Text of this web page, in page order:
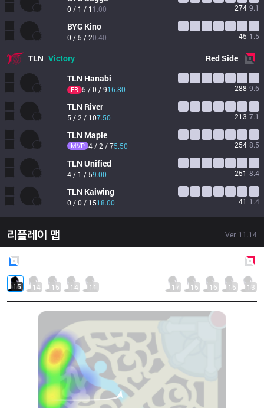
0 / 1 / 1 1.00 274 9.1
BYG Kino
0 / 5 / 20.40 45 1.5
TLN Victory RedSide
TLN Hanabi
FB 5 / 0 / 916.80 288 9.6
TLN River
5 / 2 / 107.50 213 7.1
TLN Maple
MVP 4 / 2 / 75.50 254 8.5
TLN Unified
4 / 1 / 59.00 251 8.4
TLN Kaiwing
0 / 0 / 1518.00 41 1.4
리플레이 맵 Ver. 11.14
15 14 15 14 11 17 15 16 15 13